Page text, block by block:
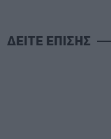
ΔΕΙΤΕ ΕΠΙΣΗΣ